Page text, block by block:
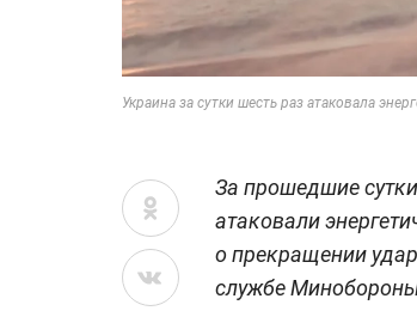
Украина за сутки шесть раз атаковала
За прошедшие
атаковали
о прекращении
службе